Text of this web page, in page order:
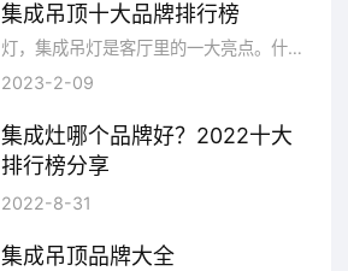
集成吊顶十大品牌排行榜
灯，集成吊灯是客厅里的一大亮点。什么牌子的集成吊灯比较好呢?品牌网小编特地整理了集成吊灯十大品牌排行榜希望能够为您选购什么...
2023-2-09
集成灶哪个品牌好？2022十大
排行榜分享
2022-8-31
集成吊顶品牌大全